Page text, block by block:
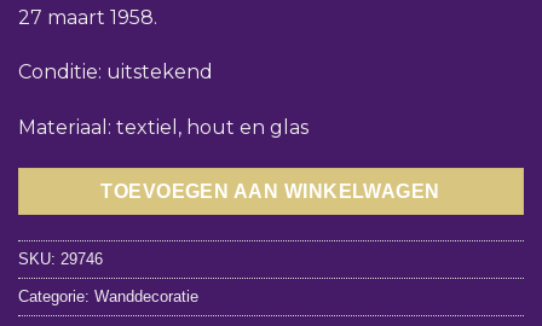
27 maart 1958.
Conditie: uitstekend
Materiaal: textiel, hout en glas
TOEVOEGEN AAN WINKELWAGEN
SKU: 29746
Categorie: Wanddecoratie